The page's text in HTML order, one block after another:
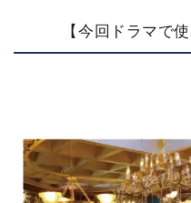
【今回ドラマで